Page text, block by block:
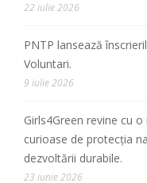
22 iulie 2026
PNTP lansează
Voluntari.
9 iulie 2026
Girls4Green revine cu
curioase de protecția
dezvoltării durabile.
23 iunie 2026